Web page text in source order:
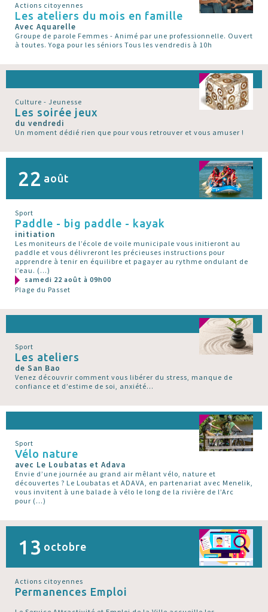
Actions citoyennes
Les ateliers du mois en famille
Avec Aquarelle
Groupe de parole Femmes - Animé par une professionnelle. Ouvert
à toutes. Yoga pour les séniors Tous les vendredis à 10h
Culture - Jeunesse
Les soirée jeux
du vendredi
Un moment dédié rien que pour vous retrouver et vous amuser !
22 août
Sport
Paddle - big paddle - kayak
initiation
Les moniteurs de l’école de voile municipale vous initieront au
paddle et vous délivreront les précieuses instructions pour
apprendre à tenir en équilibre et pagayer au rythme ondulant de
l’eau. (…)
samedi 22 août à 09h00
Plage du Passet
Sport
Les ateliers
de San Bao
Venez découvrir comment vous libérer du stress, manque de
confiance et d’estime de soi, anxiété...
Sport
Vélo nature
avec Le Loubatas et Adava
Envie d’une journée au grand air mêlant vélo, nature et
découvertes ? Le Loubatas et ADAVA, en partenariat avec Menelik,
vous invitent à une balade à vélo le long de la rivière de l’Arc
pour (…)
13 octobre
Actions citoyennes
Permanences Emploi